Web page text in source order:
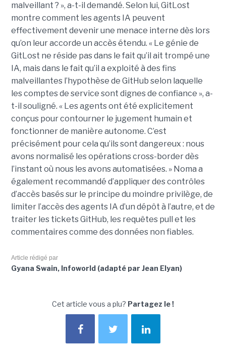
malveillant ? », a-t-il demandé. Selon lui, GitLost
montre comment les agents IA peuvent
effectivement devenir une menace interne dès lors
qu’on leur accorde un accès étendu. « Le génie de
GitLost ne réside pas dans le fait qu’il ait trompé une
IA, mais dans le fait qu’il a exploité à des fins
malveillantes l’hypothèse de GitHub selon laquelle
les comptes de service sont dignes de confiance », a-
t-il souligné. « Les agents ont été explicitement
conçus pour contourner le jugement humain et
fonctionner de manière autonome. C’est
précisément pour cela qu’ils sont dangereux : nous
avons normalisé les opérations cross-border dès
l’instant où nous les avons automatisées. » Noma a
également recommandé d’appliquer des contrôles
d’accès basés sur le principe du moindre privilège, de
limiter l’accès des agents IA d’un dépôt à l’autre, et de
traiter les tickets GitHub, les requêtes pull et les
commentaires comme des données non fiables.
Article rédigé par
Gyana Swain, Infoworld (adapté par Jean Elyan)
Cet article vous a plu? Partagez le !